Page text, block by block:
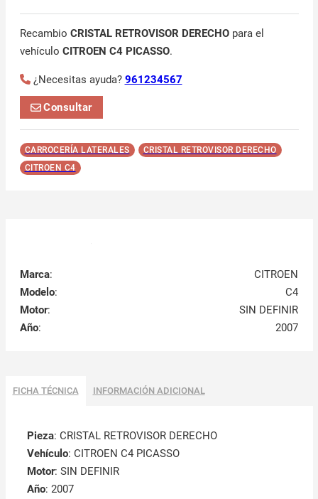
Recambio CRISTAL RETROVISOR DERECHOpara el
vehículo CITROEN C4 PICASSO.
¿Necesitas ayuda? 961234567
Consultar
CARROCERÍA LATERALES
CRISTAL RETROVISOR DERECHO
CITROEN C4
Marca:
CITROEN
Modelo:
C4
Motor:
SIN DEFINIR
Año: 2007
FICHA TÉCNICA INFORMACIÓN ADICIONAL
Pieza: CRISTAL RETROVISOR DERECHO
Vehículo: CITROEN C4 PICASSO
Motor: SIN DEFINIR
Año: 2007